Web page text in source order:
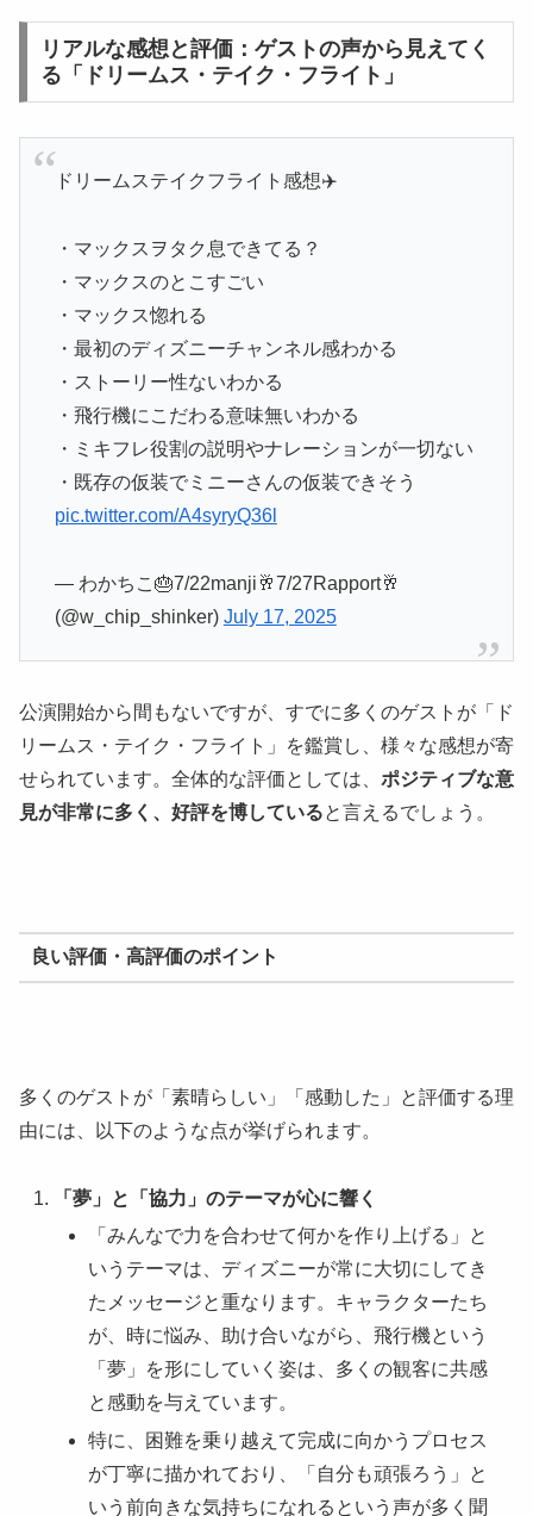
リアルな感想と評価：ゲストの声から見えてく
る「ドリームス・テイク・フライト」
ドリームステイクフライト感想✈️
・マックスヲタク息できてる？
・マックスのとこすごい
・マックス惚れる
・最初のディズニーチャンネル感わかる
・ストーリー性ないわかる
・飛行機にこだわる意味無いわかる
・ミキフレ役割の説明やナレーションが一切ない
・既存の仮装でミニーさんの仮装できそう
pic.twitter.com/A4syryQ36l
— わかちこ🎂7/22manji🥂7/27Rapport🥂
(@w_chip_shinker) July 17, 2025
公演開始から間もないですが、すでに多くのゲストが「ド
リームス・テイク・フライト」を鑑賞し、様々な感想が寄
せられています。全体的な評価としては、 ポジティブな意
見が非常に多く、好評を博していると言えるでしょう。
良い評価・高評価のポイント
多くのゲストが「素晴らしい」「感動した」と評価する理
由には、以下のような点が挙げられます。
「夢」と「協力」のテーマが心に響く
「みんなで力を合わせて何かを作り上げる」と
いうテーマは、ディズニーが常に大切にしてき
たメッセージと重なります。キャラクターたち
が、時に悩み、助け合いながら、飛行機という
「夢」を形にしていく姿は、多くの観客に共感
と感動を与えています。
特に、困難を乗り越えて完成に向かうプロセス
が丁寧に描かれており、「自分も頑張ろう」と
いう前向きな気持ちになれるという声が多く聞